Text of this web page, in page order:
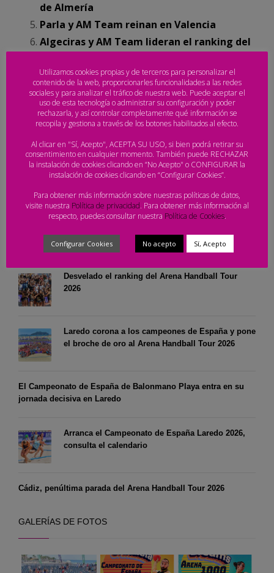
de Almería
Parla y AM Team reinan en Valencia
Algeciras y AM Team lideran el ranking del
TAGGED UNDER:
ARENA HANDBALL TOUR,BALONMANO PLAYA,MELILLA
NOTICIAS RECIENTES
Desvelado el ranking del Arena Handball Tour
2026
Laredo corona a los campeones de España y pone
el broche de oro al Arena Handball Tour 2026
El Campeonato de España de Balonmano Playa entra en su
jornada decisiva en Laredo
Arranca el Campeonato de España Laredo 2026,
consulta el calendario
Cádiz, penúltima parada del Arena Handball Tour 2026
GALERÍAS DE FOTOS
Utilizamos cookies propias y de terceros para personalizar el
contenido de la web, proporcionarles funcionalidades a las redes
sociales y para analizar el tráfico de nuestra web. Puede aceptar el
uso de esta tecnología o administrar su configuración y poder
rechazarla, y así controlar completamente qué información se
recopila y gestiona a través de los botones habilitados al efecto.
Al clicar en "Sí, Acepto", ACEPTA SU USO, si bien podrá retirar su
consentimiento en cualquier momento. También puede RECHAZAR
la instalación de cookies clicando en “No Acepto" o CONFIGURAR la
instalación de cookies clicando en “Configurar Cookies”.
Para obtener más información sobre nuestras políticas de datos,
visite nuestra Política de privacidad. Para obtener más información al
respecto, puedes consultar nuestra Política de Cookies.
Configurar Cookies No acepto Sí, Acepto